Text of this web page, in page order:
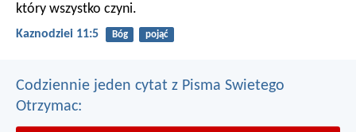
który wszystko czyni.
Kaznodziei 11:5 Bóg pojąć
Codziennie jeden cytat z Pisma Swietego
Otrzymac: